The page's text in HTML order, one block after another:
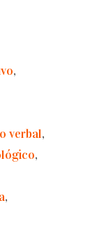
,
verbal,
,
,